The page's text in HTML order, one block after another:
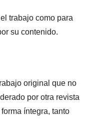
trabajo como para
su contenido.
original que no
por otra revista
íntegra, tanto